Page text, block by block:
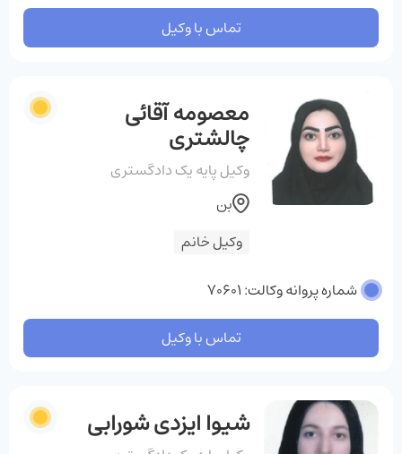
تماس با وکیل
معصومه آقائی
چالشتری
وکیل پایه یک دادگستری
وکیل خانم
بن
شماره پروانه وکالت: 70601
تماس با وکیل
شیوا ایزدی شورابی